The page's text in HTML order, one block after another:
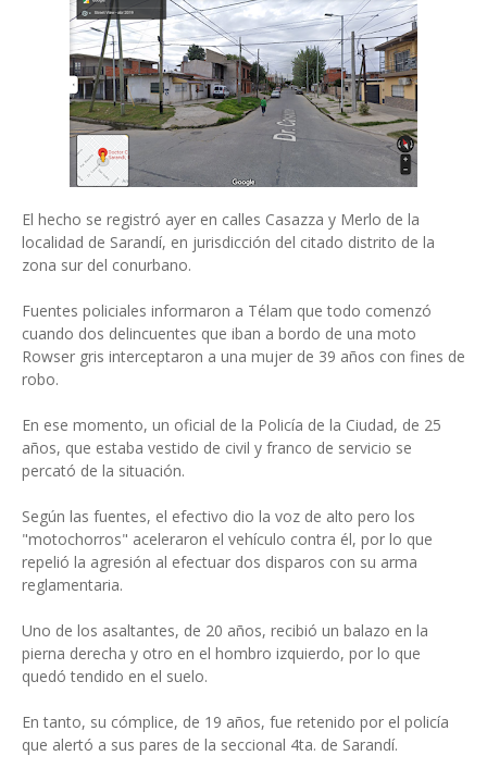
El hecho se registró ayer en calles Casazza y Merlo de la
localidad de Sarandí, en jurisdicción del citado distrito de la
zona sur del conurbano.
Fuentes policiales informaron a Télam que todo comenzó
cuando dos delincuentes que iban a bordo de una moto
Rowser gris interceptaron a una mujer de 39 años con fines de
robo.
En ese momento, un oficial de la Policía de la Ciudad, de 25
años, que estaba vestido de civil y franco de servicio se
percató de la situación.
Según las fuentes, el efectivo dio la voz de alto pero los
"motochorros" aceleraron el vehículo contra él, por lo que
repelió la agresión al efectuar dos disparos con su arma
reglamentaria.
Uno de los asaltantes, de 20 años, recibió un balazo en la
pierna derecha y otro en el hombro izquierdo, por lo que
quedó tendido en el suelo.
En tanto, su cómplice, de 19 años, fue retenido por el policía
que alertó a sus pares de la seccional 4ta. de Sarandí.